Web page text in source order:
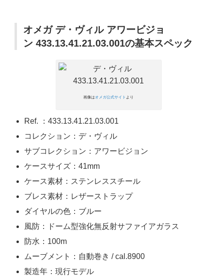
オメガ デ・ヴィル アワービジョ
ン 433.13.41.21.03.001の基本スペック
画像はオメガ公式サイト より
Ref. ：433.13.41.21.03.001
コレクション：デ・ヴィル
サブコレクション：アワービジョン
ケースサイズ：41mm
ケース素材：ステンレススチール
ブレス素材：レザーストラップ
ダイヤルの色：ブルー
風防：ドーム型強化無反射サファイアガラス
防水：100m
ムーブメント：自動巻き / cal.8900
製造年：現行モデル